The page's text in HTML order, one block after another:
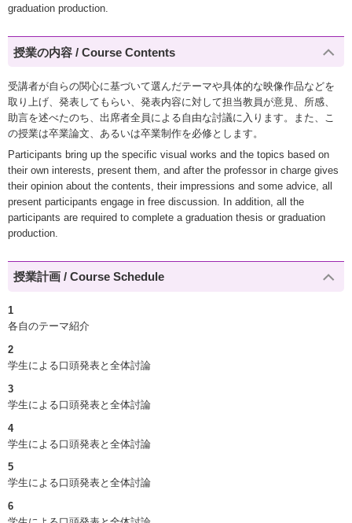
graduation production.
授業の内容 / Course Contents
受講者が自らの関心に基づいて選んだテーマや具体的な映像作品などを
取り上げ、発表してもらい、発表内容に対して担当教員が意見、所感、
助言を述べたのち、出席者全員による自由な討議に入ります。また、こ
の授業は卒業論文、あるいは卒業制作を必修とします。
Participants bring up the specific visual works and the topics based on
their own interests, present them, and after the professor in charge gives
their opinion about the contents, their impressions and some advice, all
present participants engage in free discussion. In addition, all the
participants are required to complete a graduation thesis or graduation
production.
授業計画 / Course Schedule
1
各自のテーマ紹介
2
学生による口頭発表と全体討論
3
学生による口頭発表と全体討論
4
学生による口頭発表と全体討論
5
学生による口頭発表と全体討論
6